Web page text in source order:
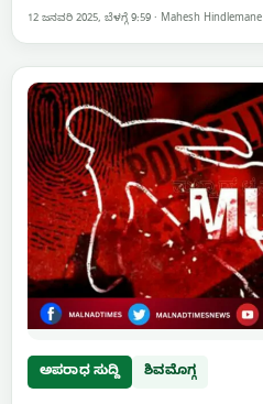
12 ಜನವರಿ 2025, ಬೆಳಗ್ಗೆ 9:59 · Mahesh Hindlemane
ಅಪರಾಧ ಸುದ್ದಿ ಶಿವಮೊಗ್ಗ